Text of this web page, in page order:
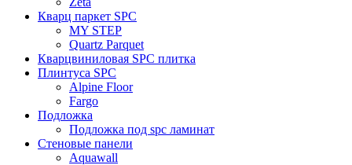
Кварц паркет SPC
MY STEP
Quartz Parquet
Кварцвиниловая SPC плитка
Плинтуса SPC
Alpine Floor
Fargo
Подложка
Подложка под spc ламинат
Стеновые панели
Aquawall